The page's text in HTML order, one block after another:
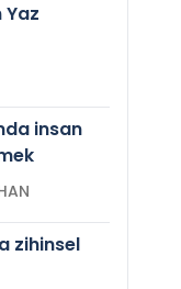
Yaz
insan
TARHAN
zihinsel